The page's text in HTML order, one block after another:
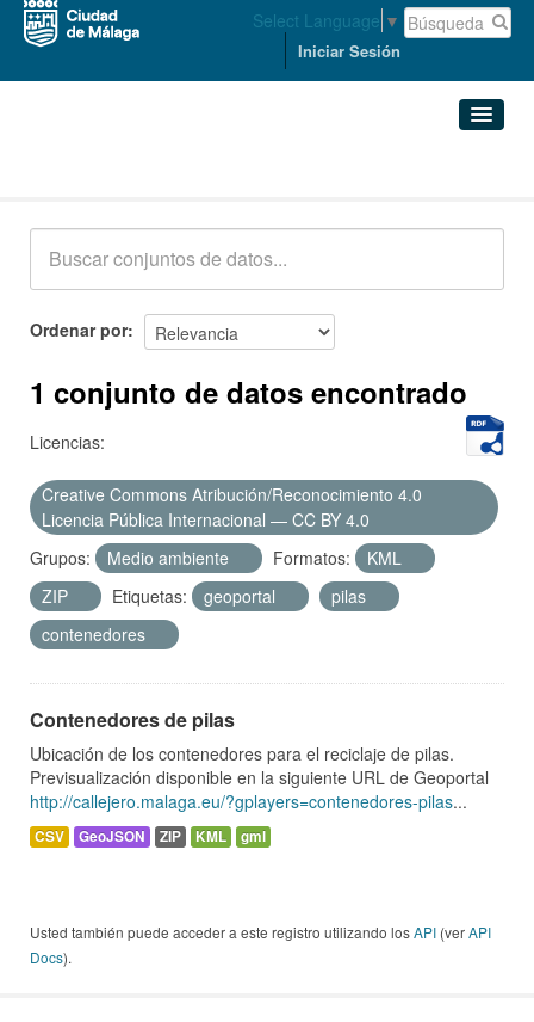
Select Language ▼
Iniciar Sesión
Acerca de
Ordenar por
1 conjunto de datos encontrado
Licencias:
Creative Commons Atribución/Reconocimiento 4.0
Licencia Pública Internacional — CC BY 4.0
Grupos:
Medio ambiente Formatos:
KML
ZIP
Etiquetas: geoportal
pilas
contenedores
Contenedores de pilas
Ubicación de los contenedores para el reciclaje de pilas.
Previsualización disponible en la siguiente URL de Geoportal
http://callejero.malaga.eu/?gplayers=contenedores-pilas...
CSV GeoJSON ZIP KML gml
Usted también puede acceder a este registro utilizando losAPI (verAPI
Docs).